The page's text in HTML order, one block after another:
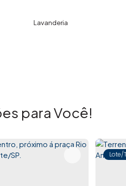
Lavanderia
para Você!
Lote/